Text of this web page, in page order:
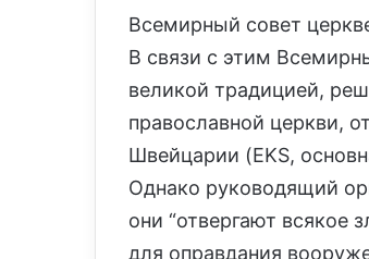
Всемирный совет
В связи с этим
великой традицией,
православной церкви,
Швейцарии (EKS,
Однако руководящий
они “отвергают всякое
для оправдания